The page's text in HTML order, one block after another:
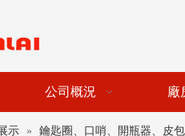
公司概況 廠
示 » 鑰匙圈、口哨、開瓶器、皮